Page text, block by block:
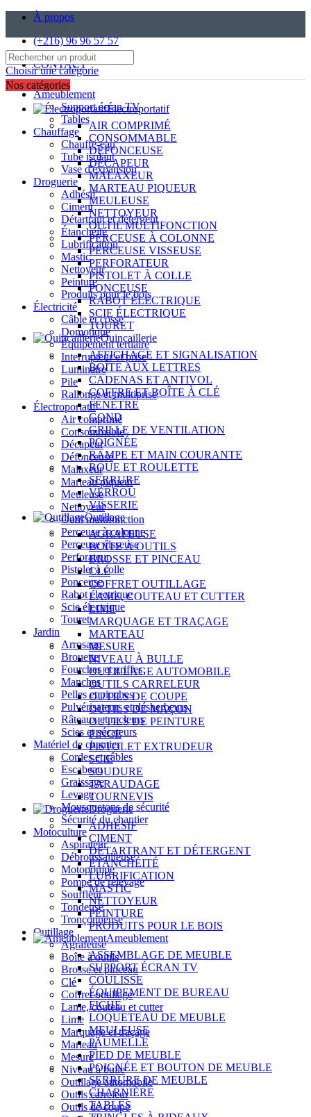
À propos
(+216) 96 96 57 57
CONTACT
Choisir une catégorie
Ameublement
Support écran TV
Tables
Chauffage
Chauffe-eau
Tube isolant
Vase d'expansion
Droguerie
Adhésif
Ciment
Détartrant et détergent
Étanchéité
Lubrification
Mastic
Nettoyeur
Peinture
Produits pour le bois
Électricité
Câble et cosse
Domotique
Équipement tertiaire
Interrupteur et prise
Luminaire
Pile
Rallonge et multiprise
Électroportatif
Air comprimé
Consommable
Décapeur
Défonceuse
Malaxeur
Marteau piqueur
Meuleuse
Nettoyeur
Outil multifonction
Perceuse à colonne
Perceuse visseuse
Perforateur
Pistolet à colle
Ponceuse
Rabot électrique
Scie électrique
Touret
Jardin
Arrosage
Brouette
Fourches et griffes
Manches
Pelles et pioches
Pulvérisateurs et désherbeurs
Râteaux et racleurs
Scies et sécateurs
Matériel de chantier
Cordes et câbles
Escabeau
Graissage
Levage
Mousquetons de sécurité
Sécurité du chantier
Motoculture
Aspirateur
Débroussailleuse
Motopompe
Pompe de relevage
Souffleur
Tondeuse
Tronçonneuse
Outillage
Agrafeuse
Boîte à outils
Brosse et pinceau
Clé
Coffret outillage
Lame, couteau et cutter
Lime
Marquage et traçage
Marteau
Mesure
Niveau à bulle
Outillage automobile
Outils carreleur
Outils de coupe
Nos catégories
Électroportatif
AIR COMPRIMÉ
CONSOMMABLE
DÉFONCEUSE
DÉCAPEUR
MALAXEUR
MARTEAU PIQUEUR
MEULEUSE
NETTOYEUR
OUTIL MULTIFONCTION
PERCEUSE À COLONNE
PERCEUSE VISSEUSE
PERFORATEUR
PISTOLET À COLLE
PONCEUSE
RABOT ÉLECTRIQUE
SCIE ÉLECTRIQUE
TOURET
Quincaillerie
AFFICHAGE ET SIGNALISATION
BOÎTE AUX LETTRES
CADENAS ET ANTIVOL
COFFRE ET BOÎTE À CLÉ
FENÊTRE
GOND
GRILLE DE VENTILATION
POIGNÉE
RAMPE ET MAIN COURANTE
ROUE ET ROULETTE
SERRURE
VERROU
VISSERIE
Outillage
AGRAFEUSE
BOÎTE À OUTILS
BROSSE ET PINCEAU
CLÉ
COFFRET OUTILLAGE
LAME, COUTEAU ET CUTTER
LIME
MARQUAGE ET TRAÇAGE
MARTEAU
MESURE
NIVEAU À BULLE
OUTILLAGE AUTOMOBILE
OUTILS CARRELEUR
OUTILS DE COUPE
OUTILS DE MAÇON
OUTILS DE PEINTURE
PINCE
PISTOLET EXTRUDEUR
SCIE
SOUDURE
TARAUDAGE
TOURNEVIS
Droguerie
ADHÉSIF
CIMENT
DÉTARTRANT ET DÉTERGENT
ÉTANCHÉITÉ
LUBRIFICATION
MASTIC
NETTOYEUR
PEINTURE
PRODUITS POUR LE BOIS
Ameublement
ASSEMBLAGE DE MEUBLE
SUPPORT ÉCRAN TV
COULISSE
ÉQUIPEMENT DE BUREAU
FICHE
LOQUETEAU DE MEUBLE
MEULEUSE
PAUMELLE
PIED DE MEUBLE
POIGNÉE ET BOUTON DE MEUBLE
SERRURE DE MEUBLE
CHARNIÈRE
TABLES